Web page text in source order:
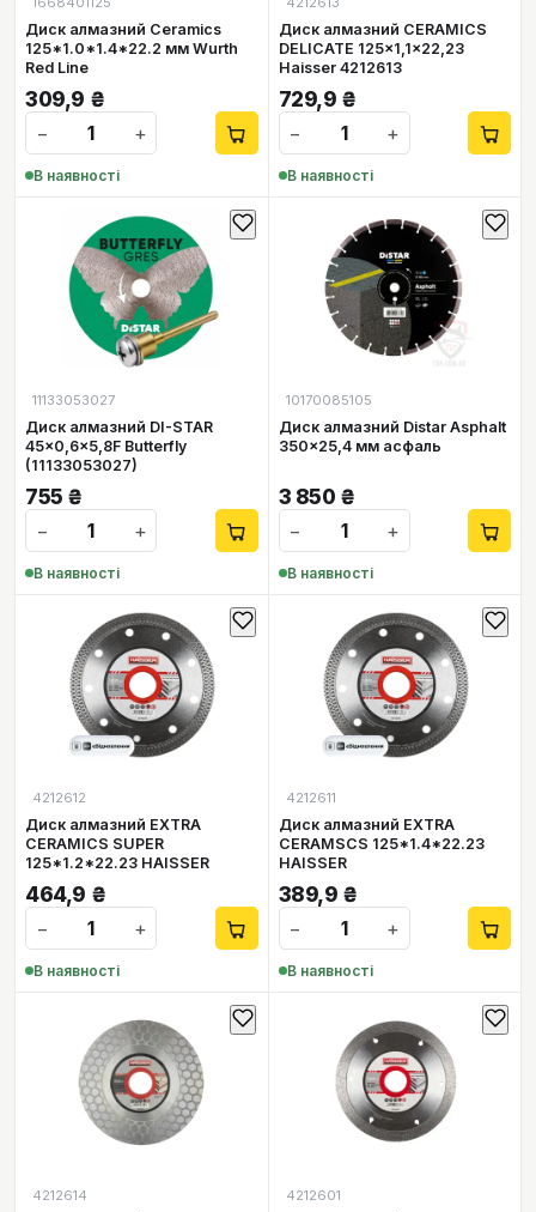
Диск алмазний Ceramics
125*1.0*1.4*22.2 мм Wurth
Red Line
309,9 ₴
−
+
В наявності
Диск алмазний CERAMICS
DELICATE 125x1,1x22,23
Haisser 4212613
729,9 ₴
−
+
В наявності
11133053027
Диск алмазний DI-STAR
45x0,6x5,8F Butterfly
(11133053027)
755 ₴
−
+
В наявності
10170085105
Диск алмазний Distar Asphalt
350x25,4 мм асфаль
3 850 ₴
−
+
В наявності
4212612
Диск алмазний EXTRA
CERAMICS SUPER
125*1.2*22.23 HAISSER
464,9 ₴
−
+
В наявності
4212611
Диск алмазний EXTRA
CERAMSCS 125*1.4*22.23
HAISSER
389,9 ₴
−
+
В наявності
4212614 4212601